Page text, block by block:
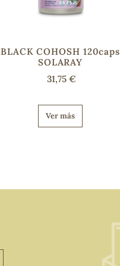
BLACK COHOSH 120caps
SOLARAY
31,75 €
Ver más